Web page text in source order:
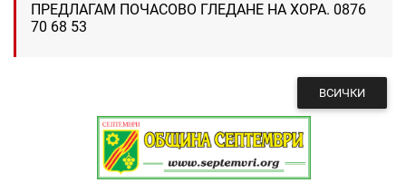
ПРЕДЛАГАМ ПОЧАСОВО ГЛЕДАНЕ НА ХОРА. 0876
70 68 53
ВСИЧКИ